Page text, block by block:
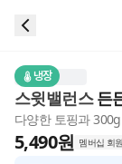
냉장
스윗밸런스 든
다양한 토핑과
5,490원 멤버십 회